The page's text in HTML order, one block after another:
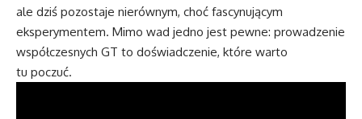
ale dziś pozostaje nierównym, choć fascynującym
eksperymentem. Mimo wad jedno jest pewne: prowadzenie
współczesnych GT to doświadczenie, które warto
tu poczuć.